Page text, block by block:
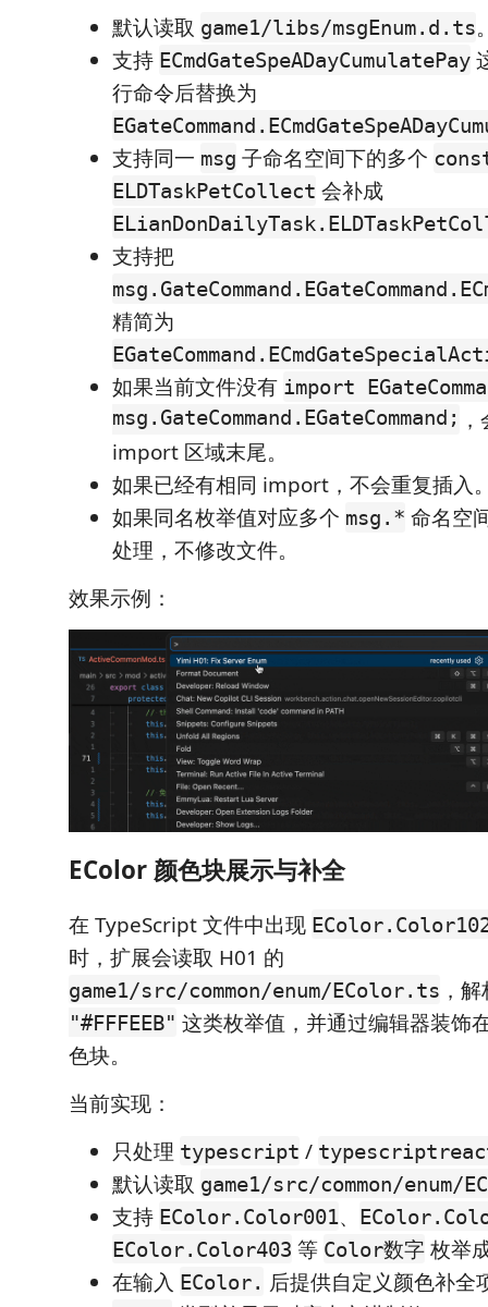
默认读取 game1/libs/msgEnum.d.ts
支持 ECmdGateSpeADayCumulatePay
行命令后替换为
支持同一 msg 子命名空间下的多个
ELDTaskPetCollect 会补成
支持把
精简为
如果当前文件没有 import
msg.GateCommand.EGateCommand;
import 区域末尾。
如果已经有相同 import，不会重复插入
如果同名枚举值对应多个 msg.* 命名空
处理，不修改文件。
效果示例：
EColor 颜色块展示与补全
在 TypeScript 文件中出现
时，扩展会读取 H01 的
game1/src/common/enum/EColor.ts ，
"#FFFEEB" 这类枚举值，并通过编辑器装饰
色块。
当前实现：
只处理 typescript /
默认读取 game1/src/common/enum/
支持 EColor.Color001、
EColor.Color403 等 Color数字 枚举
在输入 EColor. 后提供自定义颜色补全